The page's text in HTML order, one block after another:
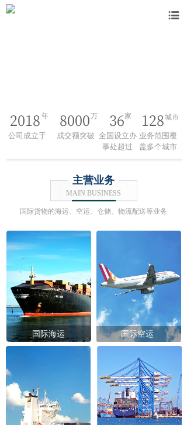
2018 128
8000 36
万 家
年 城市
公司成立于 成交额突破 全国设立办
事处超过
业务范围覆
盖多个城市
主营业务
MAIN BUSINESS
国际货物的海运、空运、仓储、物流配送等业务
国际海运 国际空运